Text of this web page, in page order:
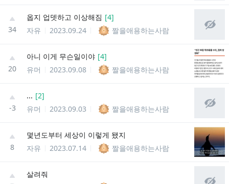
34
옵지 업뎃하고 이상해짐 [4]
자유
2023.09.24 짤을애용하는사람
20
아니 이게 무슨일이야 [4]
유머
2023.09.08 짤을애용하는사람
-3
... [2]
유머
2023.09.03 짤을애용하는사람
8
몇년도부터 세상이 이렇게 됐지
자유
2023.07.14 짤을애용하는사람
살려줘